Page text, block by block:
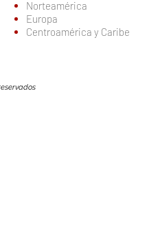
Norteamérica
Europa
Centroamérica y Caribe